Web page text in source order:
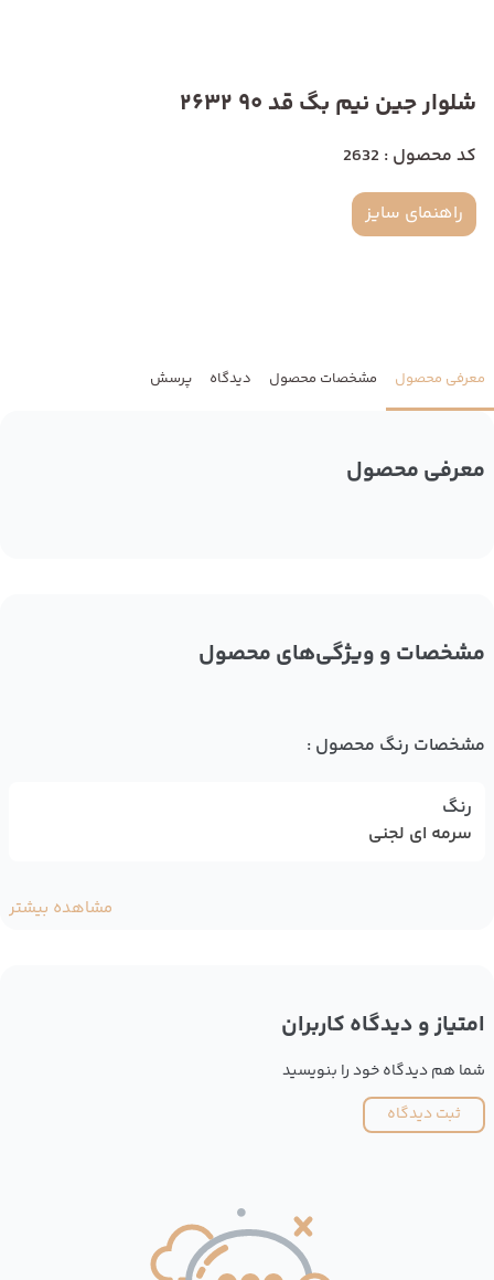
شلوار جین نیم بگ قد 90 2632
کد محصول : 2632
راهنمای سایز
معرفی محصول مشخصات محصول دیدگاه پرسش
معرفی محصول
مشخصات و ویژگی‌های محصول
مشخصات رنگ محصول :
رنگ
سرمه ای لجنی
مشاهده بیشتر
امتیاز و دیدگاه کاربران
شما هم دیدگاه خود را بنویسید
ثبت دیدگاه